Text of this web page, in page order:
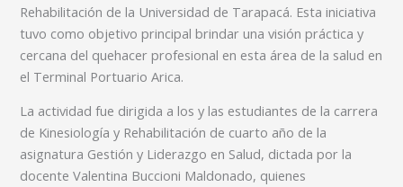
Rehabilitación de la Universidad de Tarapacá. Esta iniciativa
tuvo como objetivo principal brindar una visión práctica y
cercana del quehacer profesional en esta área de la salud en
el Terminal Portuario Arica.
La actividad fue dirigida a los y las estudiantes de la carrera
de Kinesiología y Rehabilitación de cuarto año de la
asignatura Gestión y Liderazgo en Salud, dictada por la
docente Valentina Buccioni Maldonado, quienes